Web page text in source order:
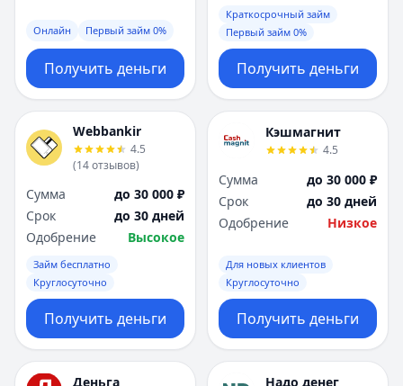
Онлайн Первый займ 0%
Получить деньги
Краткосрочный займ
Первый займ 0%
Получить деньги
Webbankir
4.5
(14отзывов)
Сумма
до 30 000 ₽
Срок
до 30 дней
Одобрение
Высокое
Займ бесплатно
Круглосуточно
Получить деньги
Кэшмагнит
4.5
Сумма
до 30 000 ₽
Срок
до 30 дней
Одобрение
Низкое
Для новых клиентов
Круглосуточно
Получить деньги
Деньга Надо денег